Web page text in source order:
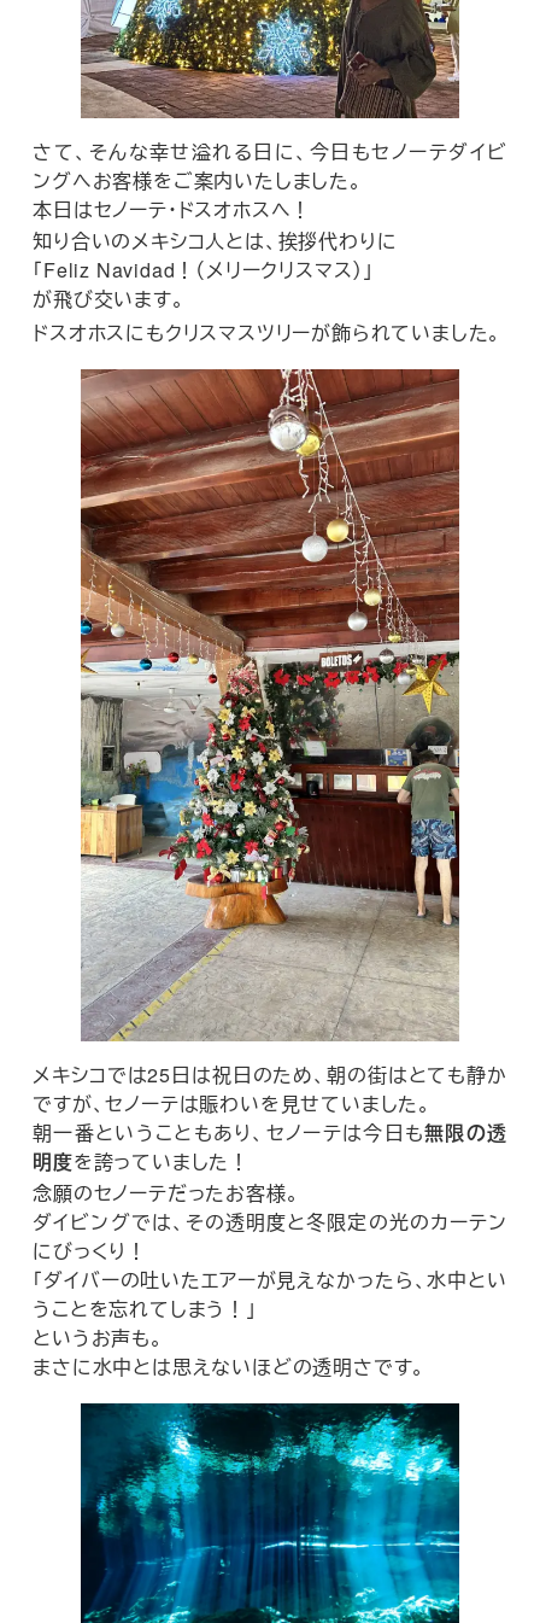
さて、そんな幸せ溢れる日に、今日もセノーテダイビ
ングへお客様をご案内いたしました。
本日はセノーテ・ドスオホスへ！
知り合いのメキシコ人とは、挨拶代わりに
「Feliz Navidad！（メリークリスマス）」
が飛び交います。
ドスオホスにもクリスマスツリーが飾られていました。
メキシコでは25日は祝日のため、朝の街はとても静か
ですが、セノーテは賑わいを見せていました。
朝一番ということもあり、セノーテは今日も無限の透
明度を誇っていました！
念願のセノーテだったお客様。
ダイビングでは、その透明度と冬限定の光のカーテン
にびっくり！
「ダイバーの吐いたエアーが見えなかったら、水中とい
うことを忘れてしまう！」
というお声も。
まさに水中とは思えないほどの透明さです。